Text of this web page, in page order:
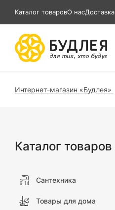
Каталог товаровО нас
Интернет-магазин «Будлея»
Каталог товаров
Сантехника
Товары для дома